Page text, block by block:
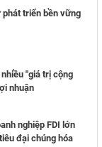
triển bền vững
"giá trị cộng
nhuận
nghiệp FDI lớn
đại chúng hóa